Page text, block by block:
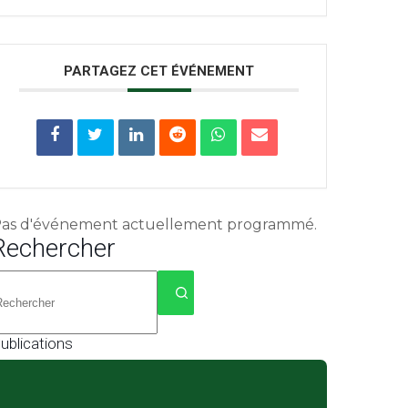
PARTAGEZ CET ÉVÉNEMENT
d'événement actuellement programmé.